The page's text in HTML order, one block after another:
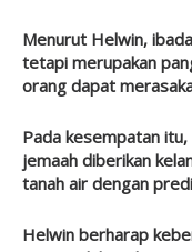
Menurut Helwin,
tetapi merupakan
orang dapat
Pada kesempatan
jemaah diberikan
tanah air dengan
Helwin berharap